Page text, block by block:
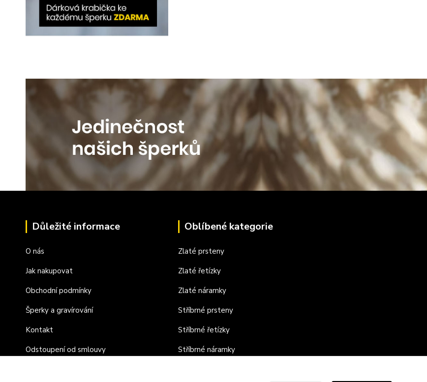
Důležité informace
O nás
Jak nakupovat
Obchodní podmínky
Šperky a gravírování
Kontakt
Odstoupení od smlouvy
Oblíbené kategorie
Zlaté prsteny
Zlaté řetízky
Zlaté náramky
Stříbrné prsteny
Stříbrné řetízky
Stříbrné náramky